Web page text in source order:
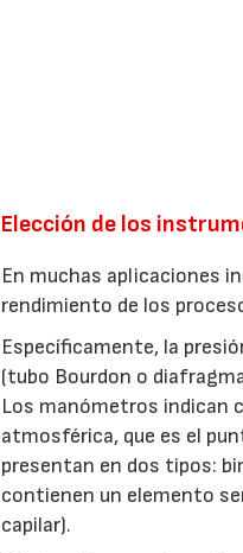
Elección de los
En muchas aplicaciones
rendimiento de los
Específicamente, la
(tubo Bourdon o
Los manómetros indican
atmosférica, que es el
presentan en dos tipos:
contienen un elemento
capilar).